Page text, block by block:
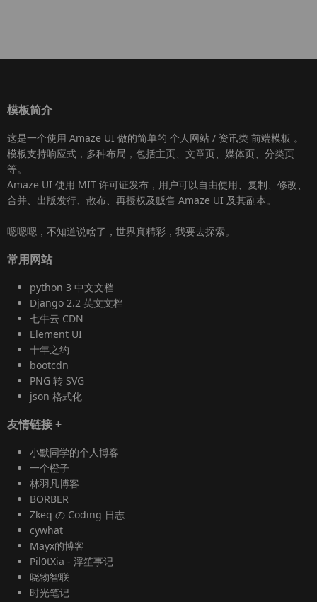
模板简介
这是一个使用 Amaze UI 做的简单的 个人网站 / 资讯类 前端模板 。
模板支持响应式，多种布局，包括主页、文章页、媒体页、分类页
等。
Amaze UI 使用 MIT 许可证发布，用户可以自由使用、复制、修改、
合并、出版发行、散布、再授权及贩售 Amaze UI 及其副本。
嗯嗯嗯，不知道说啥了，世界真精彩，我要去探索。
常用网站
python 3 中文文档
Django 2.2 英文文档
七牛云 CDN
Element UI
十年之约
bootcdn
PNG 转 SVG
json 格式化
友情链接+
小默同学的个人博客
一个橙子
林羽凡博客
BORBER
Zkeq の Coding 日志
cywhat
Mayx的博客
Pil0tXia - 浮笙事记
晓物智联
时光笔记